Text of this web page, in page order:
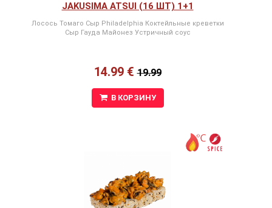
JAKUSIMA ATSUI (16 ШТ) 1+1
Лосось Томаго Сыр Philadelphia Коктейльные креветки
Сыр Гауда Майонез Устричный соус
14.99 €19.99
В КОРЗИНУ